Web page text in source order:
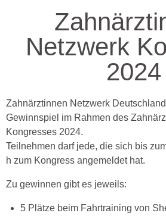
Netzwerk
2024
Zahnärztinnen Netzwerk
Gewinnspiel im Rahmen des
Kongresses 2024.
Teilnehmen darf jede, die sich bis
h zum Kongress angemeldet hat.
Zu gewinnen gibt es jeweils:
5 Plätze beim Fahrtraining von